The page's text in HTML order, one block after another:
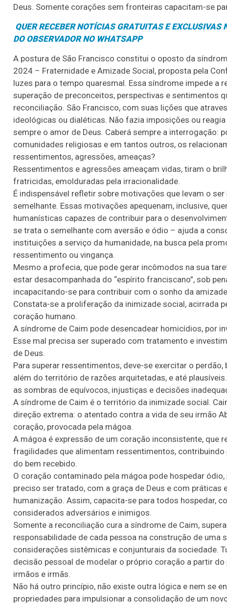
Deus. Somente corações sem fronteiras capacitam-se
QUER RECEBER NOTÍCIAS GRATUITAS E EXCLUSIVAS
DO OBSERVADOR NO WHATSAPP
A postura de São Francisco constitui o oposto da
2024 – Fraternidade e Amizade Social, proposta pela
luzes para o tempo quaresmal. Essa síndrome impede a
superação de preconceitos, perspectivas e sentimentos
reconciliação. São Francisco, com suas lições que
ideológicas ou dialéticas. Não fazia imposições ou
sempre o amor de Deus. Caberá sempre a interrogação:
comunidades religiosas e em tantos outros, os
ressentimentos, agressões, ameaças?
Ressentimentos e agressões ameaçam vidas, tiram o
fratricidas, emolduradas pela irracionalidade.
É indispensável refletir sobre motivações que levam o
semelhante. Essas motivações apequenam, inclusive,
humanísticas capazes de contribuir para o
se trata o semelhante com aversão e ódio – ajuda a
instituições a serviço da humanidade, na busca pela
ressentimento ou vingança.
Mesmo a profecia, que pode gerar incômodos na sua
estar desacompanhada do “espírito franciscano”, sob
incapacitando-se para contribuir com o sonho da
Constata-se a proliferação da inimizade social, acirrada
coração humano.
A síndrome de Caim pode desencadear homicídios, por
Esse mal precisa ser superado com tratamento e
de Deus.
Para superar ressentimentos, deve-se exercitar o
além do território de razões arquitetadas, e até
as sombras de equívocos, injustiças e decisões
A síndrome de Caim é o território da inimizade social.
direção extrema: o atentado contra a vida de seu irmão
coração, provocada pela mágoa.
A mágoa é expressão de um coração inconsistente, que
fragilidades que alimentam ressentimentos,
do bem recebido.
O coração contaminado pela mágoa pode hospedar
preciso ser tratado, com a graça de Deus e com práticas
humanização. Assim, capacita-se para todos hospedar,
considerados adversários e inimigos.
Somente a reconciliação cura a síndrome de Caim,
responsabilidade de cada pessoa na construção de
considerações sistêmicas e conjunturais da sociedade.
decisão pessoal de modelar o próprio coração a partir
irmãos e irmãs.
Não há outro princípio, não existe outra lógica e nem se
propriedades para impulsionar a consolidação de um